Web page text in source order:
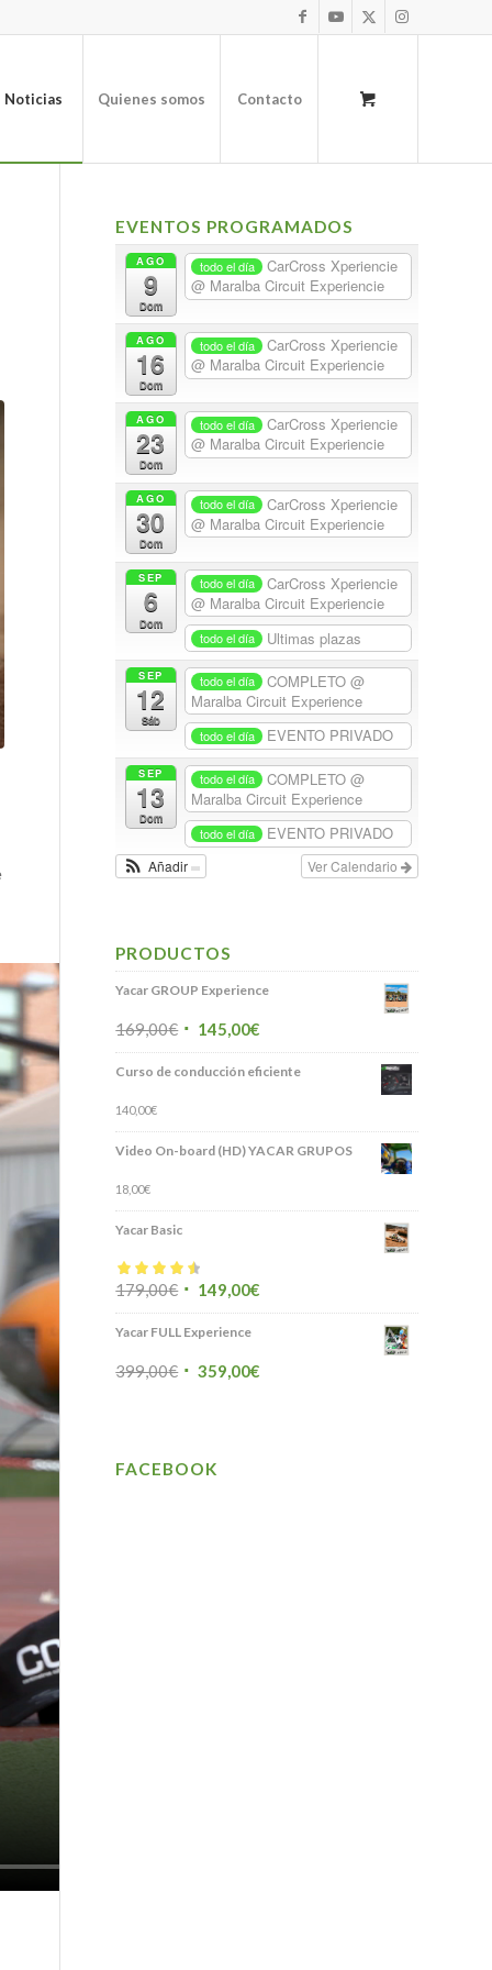
Noticias Quienes somos Contacto
EVENTOS PROGRAMADOS
AGO
9
Dom
todo el día
CarCross Xperiencie
@ Maralba Circuit Experiencie
AGO
16
Dom
todo el día
CarCross Xperiencie
@ Maralba Circuit Experiencie
AGO
23
Dom
todo el día
CarCross Xperiencie
@ Maralba Circuit Experiencie
AGO
30
Dom
todo el día
CarCross Xperiencie
@ Maralba Circuit Experiencie
SEP
6
Dom
todo el día
CarCross Xperiencie
@ Maralba Circuit Experiencie
todo el día Ultimas plazas
SEP
12
Sáb
todo el día COMPLETO@
Maralba Circuit Experience
todo el día EVENTO PRIVADO
SEP
13
Dom
todo el día COMPLETO@
Maralba Circuit Experience
todo el día EVENTO PRIVADO
Ver Calendario
Añadir
PRODUCTOS
Yacar GROUP Experience
169,00€ 145,00€
Curso de conducción eficiente
140,00€
Video On-board (HD) YACAR GRUPOS
18,00€
Yacar Basic
Valorado con
4.50de 5
179,00€ 149,00€
Yacar FULL Experience
399,00€ 359,00€
FACEBOOK